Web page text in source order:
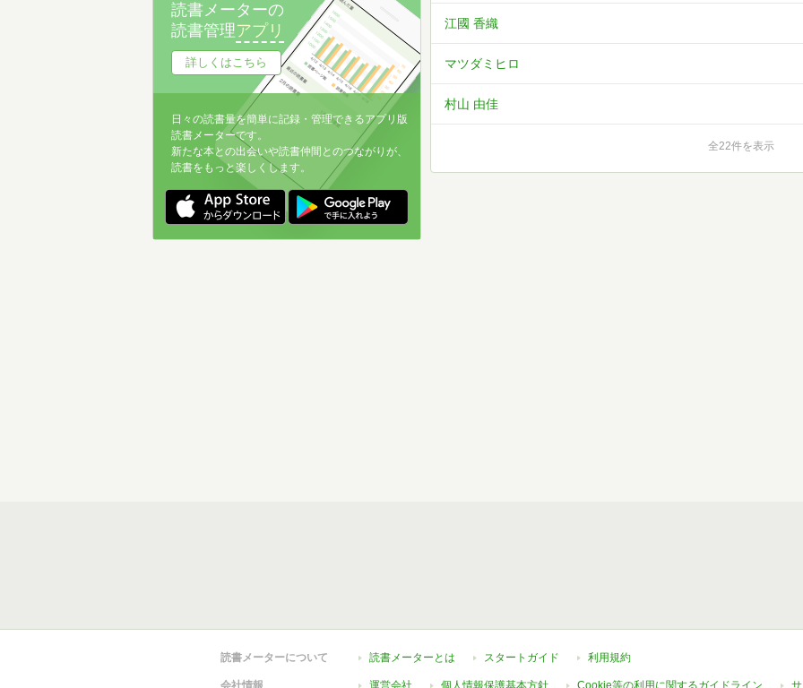
読書メーターの
読書管理アプリ
詳しくはこちら
日々の読書量を簡単に記録・管理できるアプリ版
読書メーターです。
新たな本との出会いや読書仲間とのつながりが、
読書をもっと楽しくします。
江國 香織
マツダミヒロ
村山 由佳
全22件を表示
読書メーターについて 読書メーターとは スタートガイド 利用規約
会社情報 運営会社 個人情報保護基本方針 Cookie等の利用に関するガイドライン